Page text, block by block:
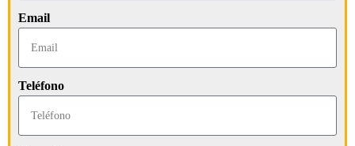
Email
Teléfono